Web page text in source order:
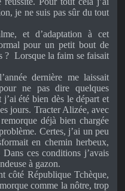
je ne suis pas sûr du tout
et d’adaptation à cet
pour un petit bout de
? Lorsque la faim se faisait
dernière me laissait
ne pas dire quelques
été bien dès le départ et
jours. Tracter Alizée, avec
déjà bien chargée
Certes, j’ai un peu
en chemin herbeux,
ces conditions j’avais
à gazon.
côté République Tchèque,
comme la nôtre, trop